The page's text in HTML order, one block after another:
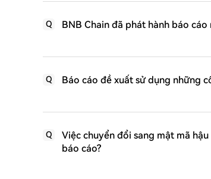
Q BNB Chain đã phát hành báo
Q Báo cáo đề xuất sử dụng những
Q
Việc chuyển đổi sang mật mã
báo cáo?